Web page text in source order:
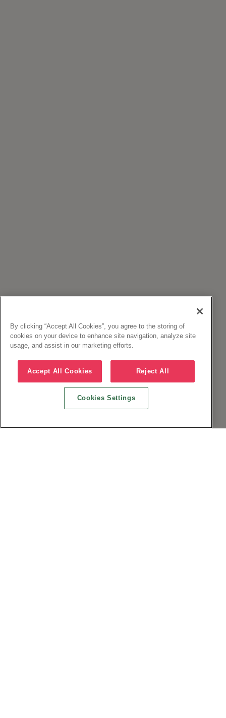
By clicking “Accept All Cookies”, you agree to the storing of
cookies on your device to enhance site navigation, analyze site
usage, and assist in our marketing efforts.
Accept All Cookies Reject All
Cookies Settings